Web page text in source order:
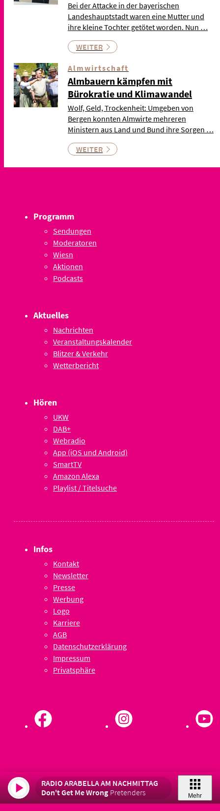
Bei der Attacke in der bayerischen
Landeshauptstadt waren eine Mutter und
ihre kleine Tochter getötet worden. Nun …
WEITER
Almwirtschaft
Almbauern kämpfen mit
Bürokratie und Klimawandel
Wolf, Geld, Trockenheit: Umgeben von
Bergen konnten Almwirte mehreren
Ministern aus Land und Bund ihre Sorgen …
WEITER
Programm
Sendungen
Moderatoren
Wiesn
Aktionen
Podcasts
Aktuelles
Nachrichten
Veranstaltungskalender
Blitzer & Verkehr
Wetterbericht
Hören
UKW
DAB+
Webradio
App (iOS und Android)
SmartTV
Amazon Alexa
Playlist / Titelsuche
Infos
Kontakt
Newsletter
Presse
Werbung
Logo
Karriere
AGB
Datenschutzerklärung
Impressum
Privatsphäre
RADIO ARABELLA AM NACHMITTAG
Don't Get Me Wrong Pretenders Mehr